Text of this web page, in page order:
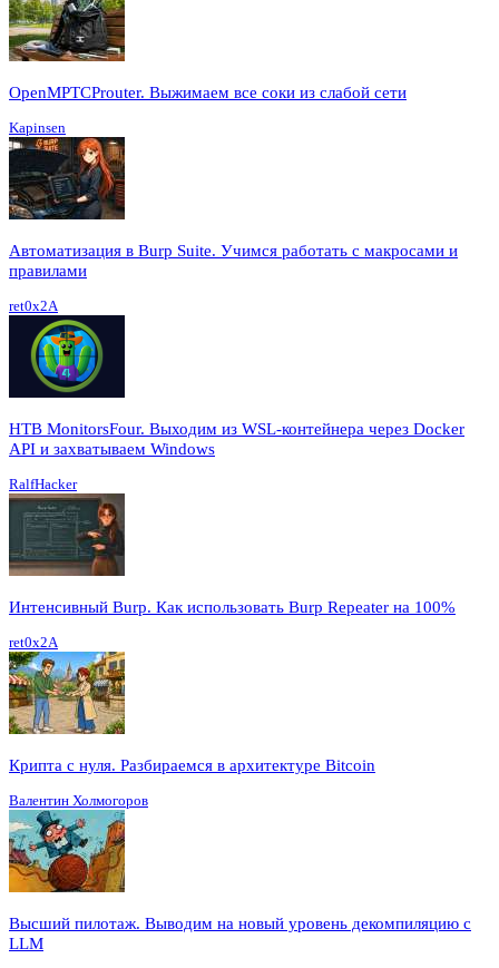
OpenMPTCProuter. Выжимаем все соки из слабой сети
Kapinsen
Автоматизация в Burp Suite. Учимся работать с макросами и
правилами
ret0x2A
HTB MonitorsFour. Выходим из WSL-контейнера через Docker
API и захватываем Windows
RalfHacker
Интенсивный Burp. Как использовать Burp Repeater на 100%
ret0x2A
Крипта с нуля. Разбираемся в архитектуре Bitcoin
Валентин Холмогоров
Высший пилотаж. Выводим на новый уровень декомпиляцию с
LLM